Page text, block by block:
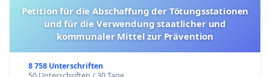
Petition für die Abschaffung der Tötungsstationen
und für die Verwendung staatlicher und
kommunaler Mittel zur Prävention
8 758 Unterschriften